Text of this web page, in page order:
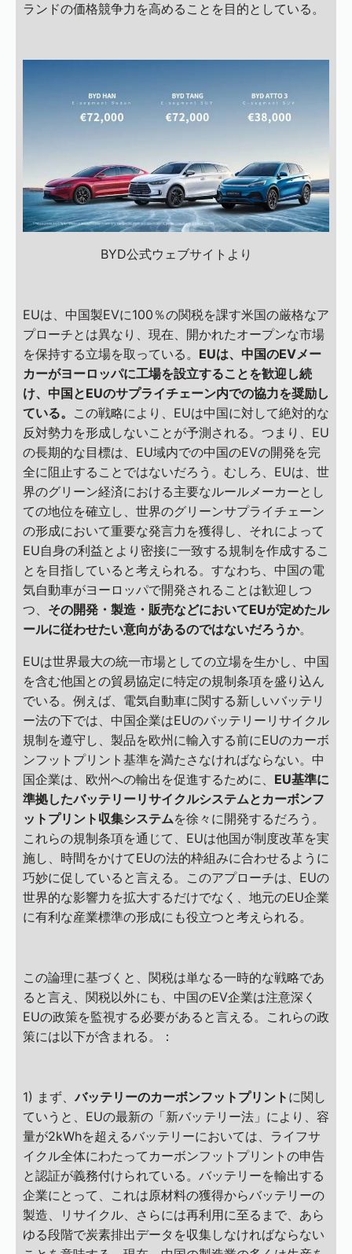
ランドの価格競争力を高めることを目的としている。
BYD公式ウェブサイトより
EUは、中国製EVに100％の関税を課す米国の厳格なア
プローチとは異なり、現在、開かれたオープンな市場
を保持する立場を取っている。 EUは、中国のEVメー
カーがヨーロッパに工場を設立することを歓迎し続
け、中国とEUのサプライチェーン内での協力を奨励し
ている。 この戦略により、EUは中国に対して絶対的な
反対勢力を形成しないことが予測される。つまり、EU
の長期的な目標は、EU域内での中国のEVの開発を完
全に阻止することではないだろう。むしろ、EUは、世
界のグリーン経済における主要なルールメーカーとし
ての地位を確立し、世界のグリーンサプライチェーン
の形成において重要な発言力を獲得し、それによって
EU自身の利益とより密接に一致する規制を作成するこ
とを目指していると考えられる。すなわち、中国の電
気自動車がヨーロッパで開発されることは歓迎しつ
つ、 その開発・製造・販売などにおいてEUが定めたル
ールに従わせたい意向があるのではないだろうか。
EUは世界最大の統一市場としての立場を生かし、中国
を含む他国との貿易協定に特定の規制条項を盛り込ん
でいる。例えば、電気自動車に関する新しいバッテリ
ー法の下では、中国企業はEUのバッテリーリサイクル
規制を遵守し、製品を欧州に輸入する前にEUのカーボ
ンフットプリント基準を満たさなければならない。中
国企業は、欧州への輸出を促進するために、 EU基準に
準拠したバッテリーリサイクルシステムとカーボンフ
ットプリント収集システムを徐々に開発するだろう。
これらの規制条項を通じて、EUは他国が制度改革を実
施し、時間をかけてEUの法的枠組みに合わせるように
巧妙に促していると言える。このアプローチは、EUの
世界的な影響力を拡大するだけでなく、地元のEU企業
に有利な産業標準の形成にも役立つと考えられる。
この論理に基づくと、関税は単なる一時的な戦略であ
ると言え、関税以外にも、中国のEV企業は注意深く
EUの政策を監視する必要があると言える。これらの政
策には以下が含まれる。：
1) まず、バッテリーのカーボンフットプリント に関し
ていうと、EUの最新の「新バッテリー法」により、容
量が2kWhを超えるバッテリーにおいては、ライフサ
イクル全体にわたってカーボンフットプリントの申告
と認証が義務付けられている。バッテリーを輸出する
企業にとって、これは原材料の獲得からバッテリーの
製造、リサイクル、さらには再利用に至るまで、あら
ゆる段階で炭素排出データを収集しなければならない